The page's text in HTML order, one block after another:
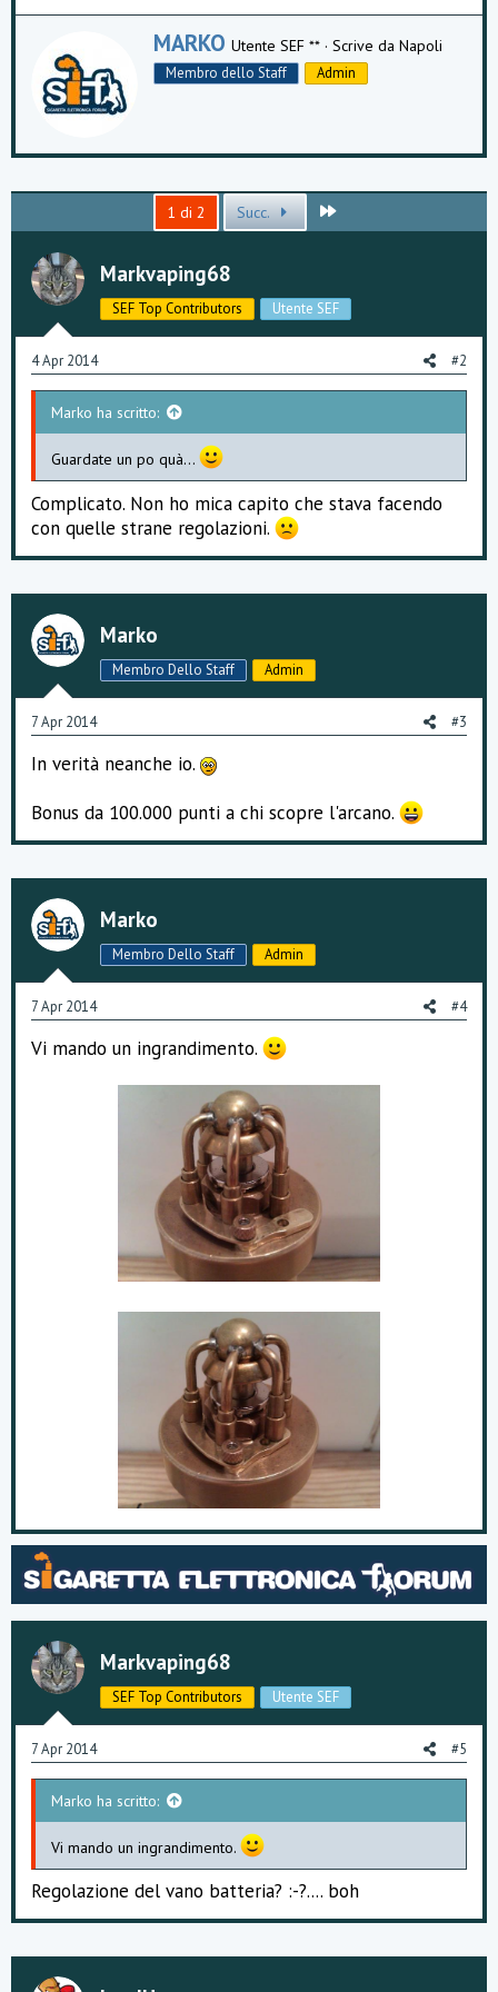
W
r
n
y
MARKO Utente SEF ** · Scrive da Napoli
Membro dello Staff Admin
1 di 2 Succ.
Markvaping68
SEF Top Contributors Utente SEF
4 Apr 2014 #2
Marko ha scritto:
Guardate un po quà...
Complicato. Non ho mica capito che stava facendo
con quelle strane regolazioni.
Marko
Membro Dello Staff Admin
7 Apr 2014 #3
In verità neanche io.
Bonus da 100.000 punti a chi scopre l'arcano.
Marko
Membro Dello Staff Admin
7 Apr 2014 #4
Vi mando un ingrandimento.
Markvaping68
SEF Top Contributors Utente SEF
7 Apr 2014 #5
Marko ha scritto:
Vi mando un ingrandimento.
Regolazione del vano batteria? :-?.... boh